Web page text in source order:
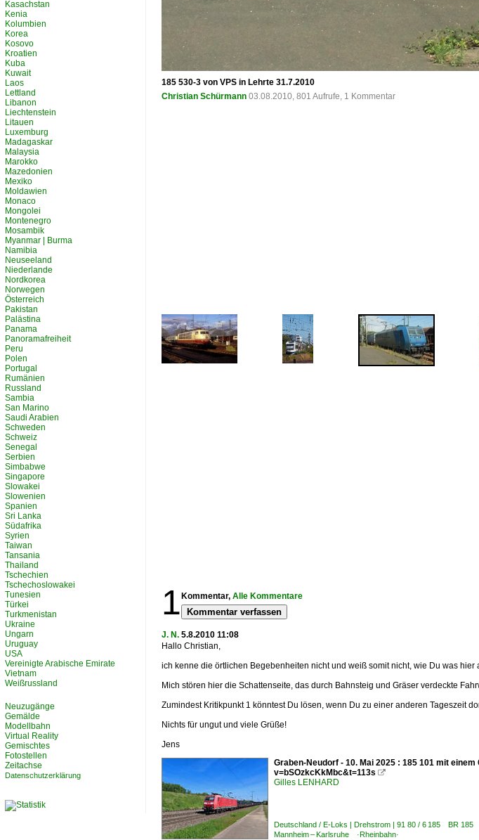
185 530-3 von VPS in Lehrte 31.7.2010
Christian Schürmann 03.08.2010, 801 Aufrufe, 1 Kommentar
1 Kommentar, Alle Kommentare
Kommentar verfassen
J. N. 5.8.2010 11:08
Hallo Christian,
ich kenne die örtlichen Begebenheiten nicht und weiß somit nicht, wie Du was
Mich stören hier die Schattenseite, das durch Bahnsteig und Gräser verdeckte
Zumindest Kritikpunkt 1 könntest Du lösen, wenn Du zu einer anderen Tageszeit
Nichts für ungut und viele Grüße!
Jens
Graben-Neudorf - 10. Mai 2025 : 185 101 mit
v=bSOzkcKkMbc&t=113s 
Gilles LENHARD
Deutschland / E-Loks | Drehstrom | 91 80 / 6 185 BR 185
Mannheim – Karlsruhe ·Rheinbahn·
Kasachstan
Kenia
Kolumbien
Korea
Kosovo
Kroatien
Kuba
Kuwait
Laos
Lettland
Libanon
Liechtenstein
Litauen
Luxemburg
Madagaskar
Malaysia
Marokko
Mazedonien
Mexiko
Moldawien
Monaco
Mongolei
Montenegro
Mosambik
Myanmar | Burma
Namibia
Neuseeland
Niederlande
Nordkorea
Norwegen
Österreich
Pakistan
Palästina
Panama
Panoramafreiheit
Peru
Polen
Portugal
Rumänien
Russland
Sambia
San Marino
Saudi Arabien
Schweden
Schweiz
Senegal
Serbien
Simbabwe
Singapore
Slowakei
Slowenien
Spanien
Sri Lanka
Südafrika
Syrien
Taiwan
Tansania
Thailand
Tschechien
Tschechoslowakei
Tunesien
Türkei
Turkmenistan
Ukraine
Ungarn
Uruguay
USA
Vereinigte Arabische Emirate
Vietnam
Weißrussland
Neuzugänge
Gemälde
Modellbahn
Virtual Reality
Gemischtes
Fotostellen
Zeitachse
Datenschutzerklärung